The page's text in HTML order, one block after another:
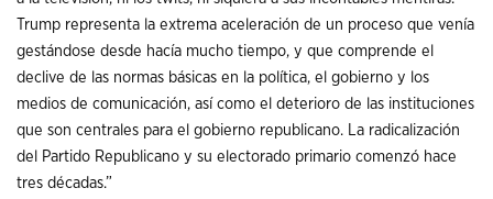
Trump representa la extrema aceleración de un proceso que venía
gestándose desde hacía mucho tiempo, y que comprende el
declive de las normas básicas en la política, el gobierno y los
medios de comunicación, así como el deterioro de las instituciones
que son centrales para el gobierno republicano. La radicalización
del Partido Republicano y su electorado primario comenzó hace
tres décadas.”